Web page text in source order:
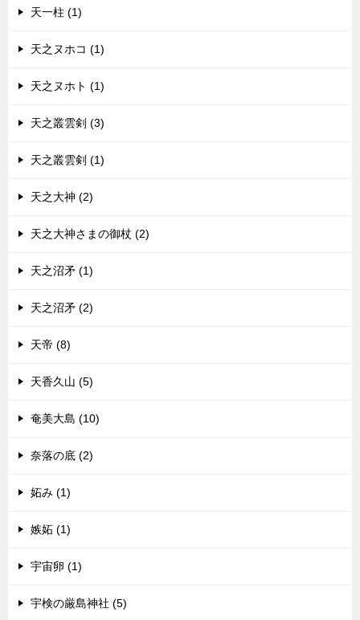
天一柱 (1)
天之ヌホコ (1)
天之ヌホト (1)
天之叢雲剣 (3)
天之叢雲剣 (1)
天之大神 (2)
天之大神さまの御杖 (2)
天之沼矛 (1)
天之沼矛 (2)
天帝 (8)
天香久山 (5)
奄美大島 (10)
奈落の底 (2)
妬み (1)
嫉妬 (1)
宇宙卵 (1)
宇検の厳島神社 (5)